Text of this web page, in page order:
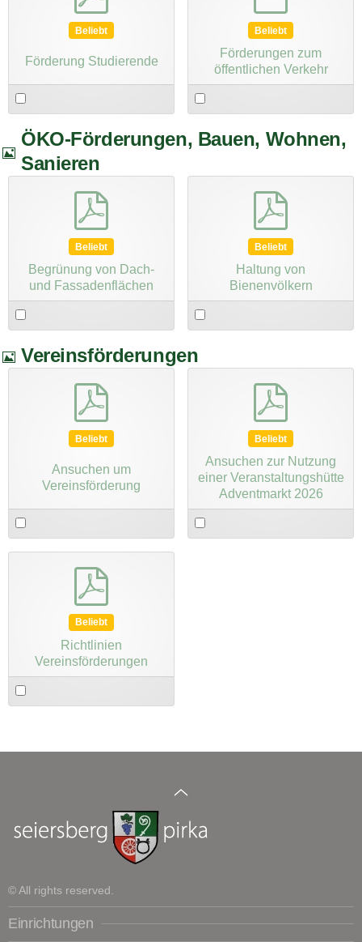
Beliebt
Förderung Studierende
Select
an
Beliebt
Förderungen zum
öffentlichen Verkehr
Select
an
B
i
ÖKO-Förderungen, Bauen, Wohnen,
Sanieren
Beliebt
Begrünung von Dach-
und Fassadenflächen
Select
an
Beliebt
Haltung von
Bienenvölkern
Select
an
BVereinsförderungen
Beliebt
Ansuchen um
Vereinsförderung
Select
an
Beliebt
Ansuchen zur Nutzung
einer Veranstaltungshütte
Adventmarkt 2026
Select
an
Beliebt
Richtlinien
Vereinsförderungen
Select
an
© All rights reserved.
Einrichtungen